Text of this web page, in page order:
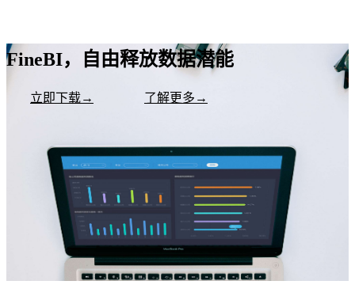
FineBI，自由释放数据潜能
立即下载→ 了解更多→